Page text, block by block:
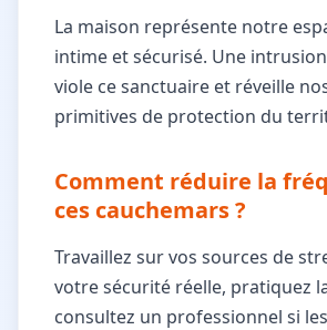
La maison représente notre
intime et sécurisé. Une
viole ce sanctuaire et réveille
primitives de protection du
Comment réduire la
ces cauchemars ?
Travaillez sur vos sources de
votre sécurité réelle, pratiquez
consultez un professionnel si